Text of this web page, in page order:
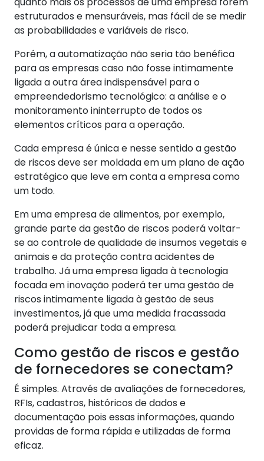
estruturados e mensuráveis, mas fácil de se medir
as probabilidades e variáveis de risco.
Porém, a automatização não seria tão benéfica
para as empresas caso não fosse intimamente
ligada a outra área indispensável para o
empreendedorismo tecnológico: a análise e o
monitoramento ininterrupto de todos os
elementos críticos para a operação.
Cada empresa é única e nesse sentido a gestão
de riscos deve ser moldada em um plano de ação
estratégico que leve em conta a empresa como
um todo.
Em uma empresa de alimentos, por exemplo,
grande parte da gestão de riscos poderá voltar-
se ao controle de qualidade de insumos vegetais e
animais e da proteção contra acidentes de
trabalho. Já uma empresa ligada à tecnologia
focada em inovação poderá ter uma gestão de
riscos intimamente ligada à gestão de seus
investimentos, já que uma medida fracassada
poderá prejudicar toda a empresa.
Como gestão de riscos e gestão
de fornecedores se conectam?
É simples. Através de avaliações de fornecedores,
RFIs, cadastros, históricos de dados e
documentação pois essas informações, quando
providas de forma rápida e utilizadas de forma
eficaz.